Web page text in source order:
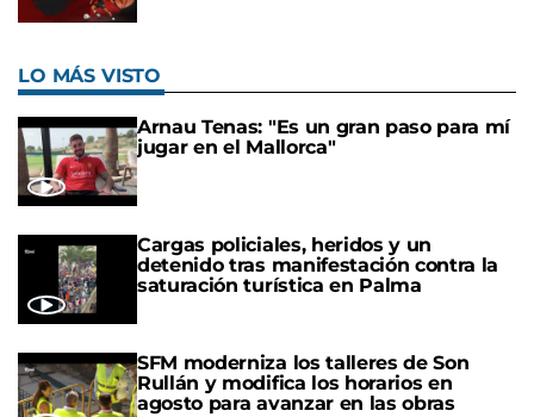
LO MÁS VISTO
Arnau Tenas: "Es un gran paso para mí
jugar en el Mallorca"
Cargas policiales, heridos y un
detenido tras manifestación contra la
saturación turística en Palma
SFM moderniza los talleres de Son
Rullán y modifica los horarios en
agosto para avanzar en las obras